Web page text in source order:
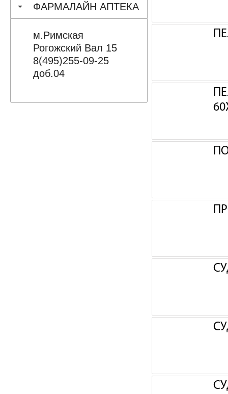
ФАРМАЛАЙН АПТЕКА
м.Римская
Рогожский Вал 15
8(495)255-09-25
доб.04